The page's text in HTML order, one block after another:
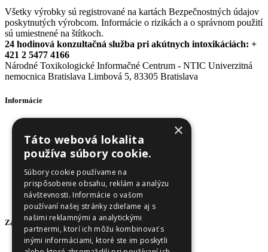
Všetky výrobky sú registrované na kartách Bezpečnostných údajov
poskytnutých výrobcom. Informácie o rizikách a o správnom použití
sú umiestnené na štítkoch.
24 hodinová konzultačná služba pri akútnych intoxikáciách: +
421 2 5477 4166
Národné Toxikologické Informačné Centrum - NTIC Univerzitná
nemocnica Bratislava Limbová 5, 83305 Bratislava
Informácie
Odstúpenie od zmluvy
Reklamačný poriadok
Doprava a platba
Ochrana osobných údajov
Ochrana osobných údajov - newsletter
Zásady používania cookies
O nás
Zákaznícky servis
Kontaktujte nás
×
Táto webová lokalita
používa súbory cookie.
Súbory cookie používame na
prispôsobenie obsahu, reklám a analýzu
návštevnosti. Informácie o vašom
používaní našej stránky zdieľame aj s
našimi reklamnými a analytickými
partnermi, ktorí ich môžu kombinovať s
inými informáciami, ktoré ste im poskytli